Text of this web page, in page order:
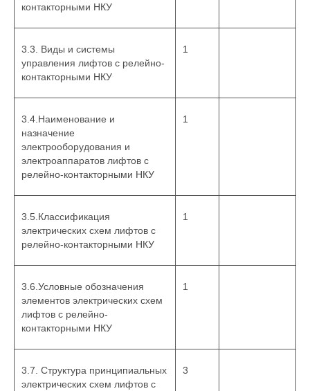
контакторными НКУ
3.3. Виды и системы
управления лифтов с релейно-
контакторными НКУ
1
3.4.Наименование и
назначение
электрооборудования и
электроаппаратов лифтов с
релейно-контакторными НКУ
1
3.5.Классификация
электрических схем лифтов с
релейно-контакторными НКУ
1
3.6.Условные обозначения
элементов электрических схем
лифтов с релейно-
контакторными НКУ
1
3.7. Структура принципиальных
электрических схем лифтов с
3